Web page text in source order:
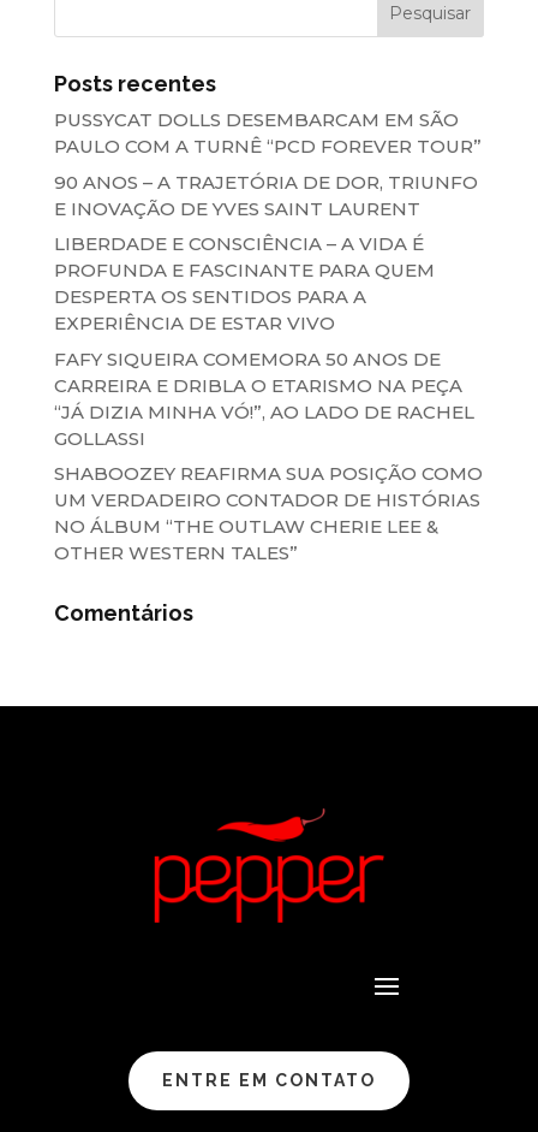
Posts recentes
PUSSYCAT DOLLS DESEMBARCAM EM SÃO
PAULO COM A TURNÊ “PCD FOREVER TOUR”
90 ANOS – A TRAJETÓRIA DE DOR, TRIUNFO
E INOVAÇÃO DE YVES SAINT LAURENT
LIBERDADE E CONSCIÊNCIA – A VIDA É
PROFUNDA E FASCINANTE PARA QUEM
DESPERTA OS SENTIDOS PARA A
EXPERIÊNCIA DE ESTAR VIVO
FAFY SIQUEIRA COMEMORA 50 ANOS DE
CARREIRA E DRIBLA O ETARISMO NA PEÇA
“JÁ DIZIA MINHA VÓ!”, AO LADO DE RACHEL
GOLLASSI
SHABOOZEY REAFIRMA SUA POSIÇÃO COMO
UM VERDADEIRO CONTADOR DE HISTÓRIAS
NO ÁLBUM “THE OUTLAW CHERIE LEE &
OTHER WESTERN TALES”
Comentários
ENTRE EM CONTATO